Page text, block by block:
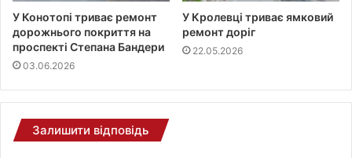
У Конотопі триває ремонт
дорожнього покриття на
проспекті Степана Бандери
03.06.2026
У Кролевці триває ямковий
ремонт доріг
22.05.2026
Залишити відповідь